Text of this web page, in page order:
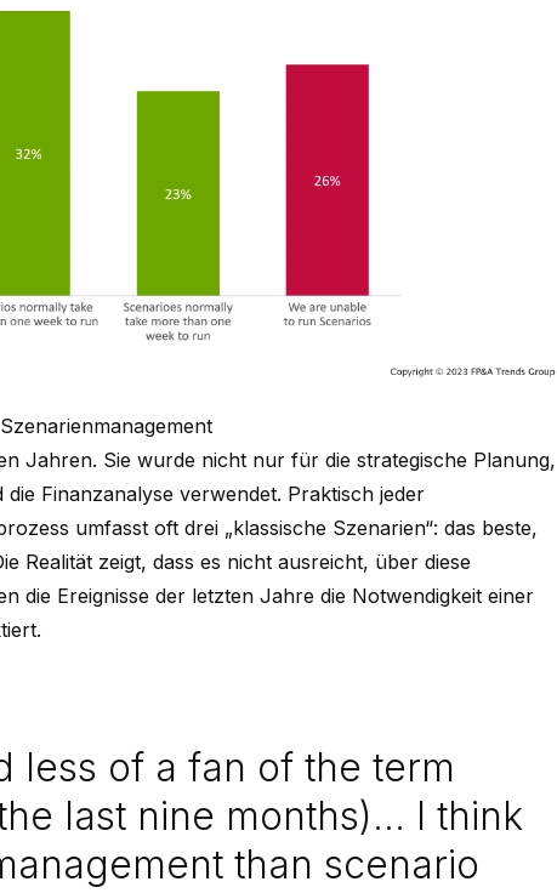
Jahren. Sie wurde nicht nur für die strategische Planung,
Finanzanalyse verwendet. Praktisch jeder
umfasst oft drei „klassische Szenarien“: das beste,
Realität zeigt, dass es nicht ausreicht, über diese
die Ereignisse der letzten Jahre die Notwendigkeit einer
less of a fan of the term
last nine months)... I think
than scenario